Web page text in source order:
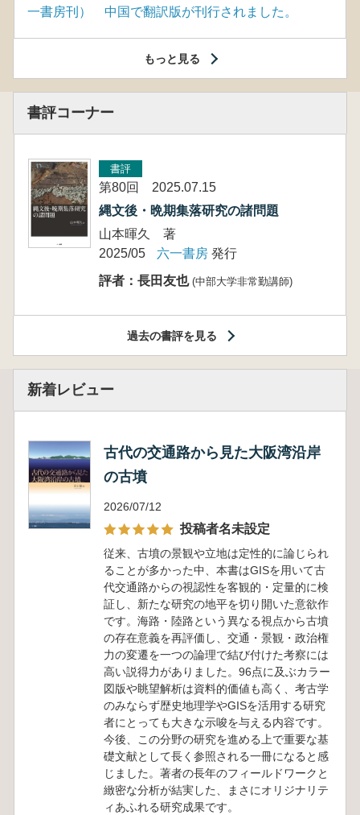
一書房刊） 中国で翻訳版が刊行されました。
もっと見る
書評コーナー
書評
第80回 2025.07.15
縄文後・晩期集落研究の諸問題
山本暉久 著
2025/05
六一書房 発行
評者：長田友也 (中部大学非常勤講師)
過去の書評を見る
新着レビュー
古代の交通路から見た大阪湾沿岸
の古墳
2026/07/12
投稿者名未設定
従来、古墳の景観や立地は定性的に論じられ
ることが多かった中、本書はGISを用いて古
代交通路からの視認性を客観的・定量的に検
証し、新たな研究の地平を切り開いた意欲作
です。海路・陸路という異なる視点から古墳
の存在意義を再評価し、交通・景観・政治権
力の変遷を一つの論理で結び付けた考察には
高い説得力がありました。96点に及ぶカラー
図版や眺望解析は資料的価値も高く、考古学
のみならず歴史地理学やGISを活用する研究
者にとっても大きな示唆を与える内容です。
今後、この分野の研究を進める上で重要な基
礎文献として長く参照される一冊になると感
じました。著者の長年のフィールドワークと
緻密な分析が結実した、まさにオリジナリテ
ィあふれる研究成果です。